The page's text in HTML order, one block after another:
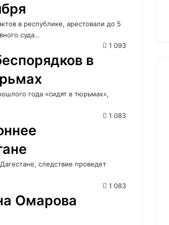
в республике, арестовали до 5
суда…
1 093
в
года «сидят в тюрьмах»,
1 083
следствие проведет
1 083
Омарова